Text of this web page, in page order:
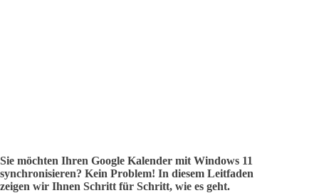
Sie möchten Ihren Google Kalender mit Windows 11
synchronisieren? Kein Problem! In diesem Leitfaden
zeigen wir Ihnen Schritt für Schritt, wie es geht.